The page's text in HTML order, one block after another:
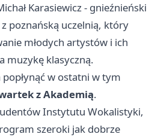
Karasiewicz - gnieźnieński
poznańską uczelnią, który
młodych artystów i ich
muzykę klasyczną.
popłynąć w ostatni w tym
z Akademią.
Instytutu Wokalistyki,
szeroki jak dobrze